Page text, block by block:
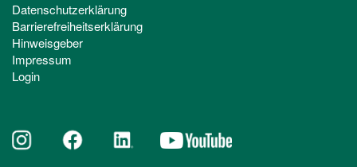
Datenschutzerklärung
Barrierefreiheitserklärung
Hinweisgeber
Impressum
Login